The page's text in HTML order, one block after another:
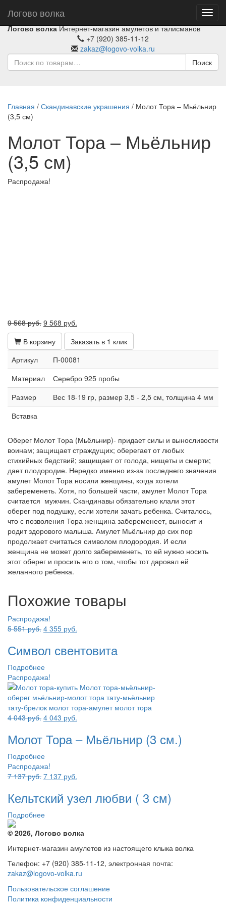
Логово волка
Логово волка Интернет-магазин амулетов и талисманов
+7 (920) 385-11-12
zakaz@logovo-volka.ru
Поиск
Главная / Скандинавские украшения / Молот Тора – Мьёльнир
(3,5 см)
Молот Тора – Мьёльнир
(3,5 см)
Распродажа!
9 568руб. Первоначальная
цена
составляла
9
568 руб..
9 568 руб.
цена:
9
568 руб..
В корзину
Заказать в 1 клик
Артикул
П-00081
Материал
Серебро 925 пробы
Размер
Вес 18-19 гр, размер 3,5 - 2,5 см, толщина 4 мм
Вставка
Оберег Молот Тора (Мьёльнир)- придает силы и выносливости
воинам; защищает страждущих; оберегает от любых
стихийных бедствий; защищает от голода, нищеты и смерти;
дает плодородие. Нередко именно из-за последнего значения
амулет Молот Тора носили женщины, когда хотели
забеременеть. Хотя, по большей части, амулет Молот Тора
считается мужчин. Скандинавы обязательно клали этот
оберег под подушку, если хотели зачать ребенка. Считалось,
что с позволения Тора женщина забеременеет, выносит и
родит здорового малыша. Амулет Мьёльнир до сих пор
продолжает считаться символом плодородия. И если
женщина не может долго забеременеть, то ей нужно носить
этот оберег и просить его о том, чтобы тот даровал ей
желанного ребенка.
Похожие товары
Распродажа!
5 551руб. Первоначальная
составляла
5
551 руб..
4 355 руб.
4
355 руб..
Символ свентовита
Подробнее
Распродажа!
4 043руб. Первоначальная
составляла
043 руб..
4 043 руб.
043 руб..
Молот Тора – Мьёльнир (3 см.)
Подробнее
Распродажа!
7 137руб. Первоначальная
составляла
7
137 руб..
7 137 руб.
7
137 руб..
Кельтский узел любви ( 3 см)
Подробнее
© 2026, Логово волка
Интернет-магазин амулетов из настоящего клыка волка
Телефон: +7 (920) 385-11-12, электронная почта:
zakaz@logovo-volka.ru
Пользовательское соглашение
Политика конфиденциальности